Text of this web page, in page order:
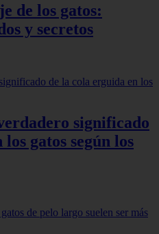
de los gatos:
y secretos
significado
gatos según los